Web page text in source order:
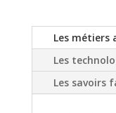
Les métiers
Les
Les savoirs